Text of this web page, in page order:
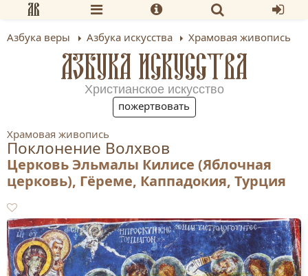
Азбука веры Азбука искусства Храмовая живопись
АЗБУКА ИСКУССТВА
Христианское искусство
пожертвовать
Храмовая живопись
Поклонение Волхвов
Церковь Эльмалы Килисе (Яблочная
церковь), Гëреме, Каппадокия, Турция